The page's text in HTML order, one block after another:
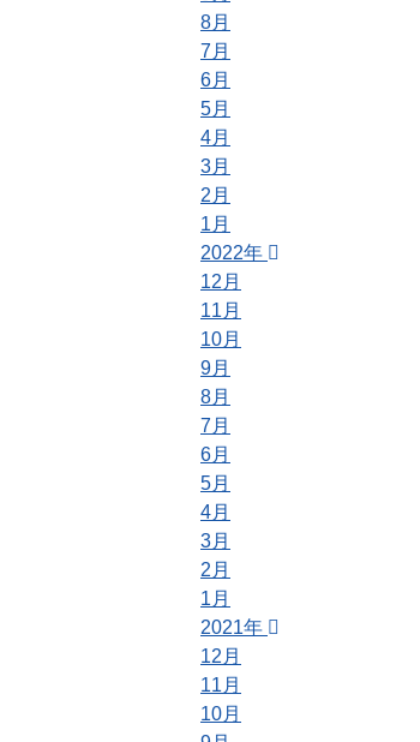
8月
7月
6月
5月
4月
3月
2月
1月
2022年
12月
11月
10月
9月
8月
7月
6月
5月
4月
3月
2月
1月
2021年
12月
11月
10月